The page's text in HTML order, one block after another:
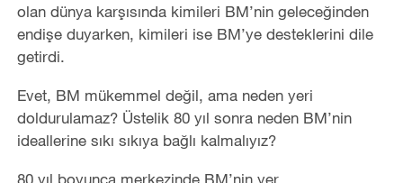
olan dünya karşısında kimileri BM’nin geleceğinden
endişe duyarken, kimileri ise BM’ye desteklerini dile
getirdi.
Evet, BM mükemmel değil, ama neden yeri
doldurulamaz? Üstelik 80 yıl sonra neden BM’nin
ideallerine sıkı sıkıya bağlı kalmalıyız?
80 yıl boyunca merkezinde BM’nin yer